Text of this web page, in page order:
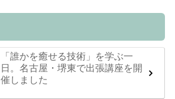
「誰かを癒せる技術」を学ぶ一
日。名古屋・堺東で出張講座を開
催しました